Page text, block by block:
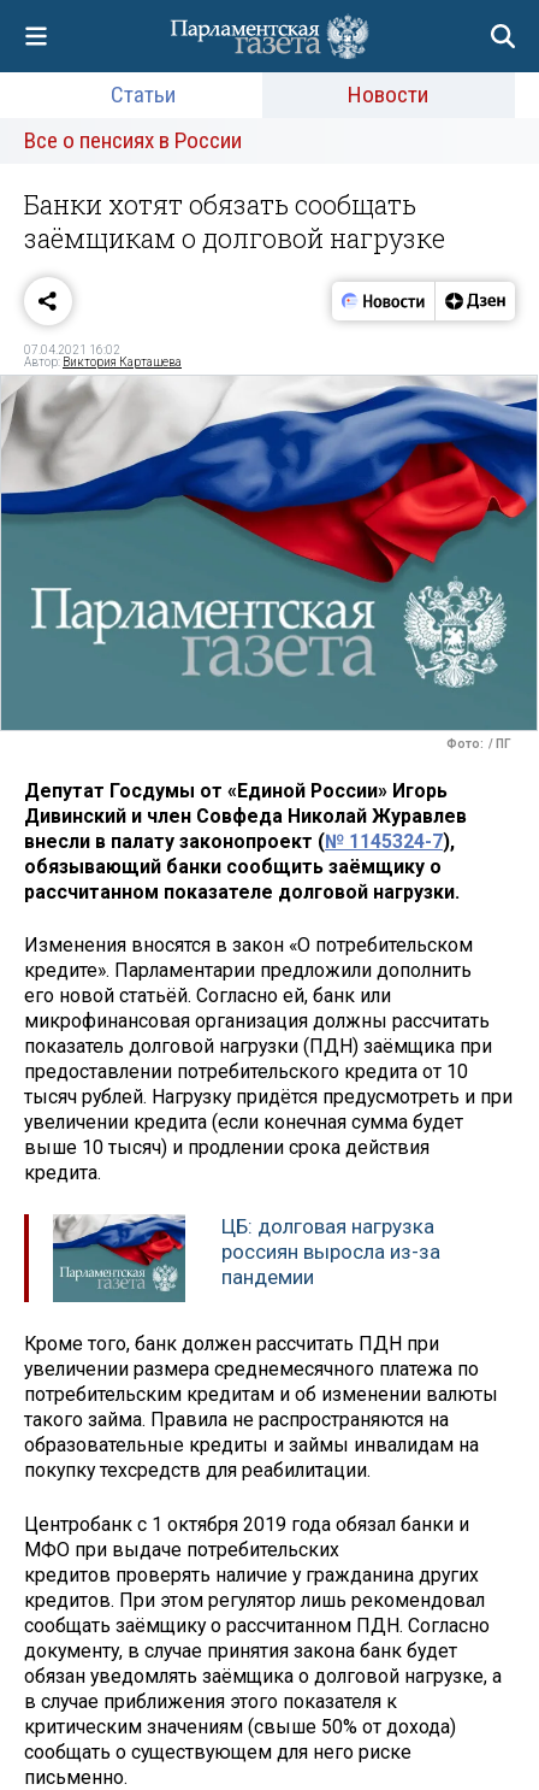
Статьи
Новости
Все о пенсиях в России
Банки хотят обязать сообщать
заёмщикам о долговой нагрузке
07.04.2021 16:02
Автор: Виктория Карташева
Фото: / ПГ
Депутат Госдумы от «Единой России» Игорь
Дивинский и член Совфеда Николай Журавлев
внесли в палату законопроект (№ 1145324-7),
обязывающий банки сообщить заёмщику о
рассчитанном показателе долговой нагрузки.
Изменения вносятся в закон «О потребительском
кредите». Парламентарии предложили дополнить
его новой статьёй. Согласно ей, банк или
микрофинансовая организация должны рассчитать
показатель долговой нагрузки (ПДН) заёмщика при
предоставлении потребительского кредита от 10
тысяч рублей. Нагрузку придётся предусмотреть и при
увеличении кредита (если конечная сумма будет
выше 10 тысяч) и продлении срока действия
кредита.
ЦБ: долговая нагрузка
россиян выросла из-за
пандемии
Кроме того, банк должен рассчитать ПДН при
увеличении размера среднемесячного платежа по
потребительским кредитам и об изменении валюты
такого займа. Правила не распространяются на
образовательные кредиты и займы инвалидам на
покупку техсредств для реабилитации.
Центробанк с 1 октября 2019 года обязал банки и
МФО при выдаче потребительских
кредитов проверять наличие у гражданина других
кредитов. При этом регулятор лишь рекомендовал
сообщать заёмщику о рассчитанном ПДН. Согласно
документу, в случае принятия закона банк будет
обязан уведомлять заёмщика о долговой нагрузке, а
в случае приближения этого показателя к
критическим значениям (свыше 50% от дохода)
сообщать о существующем для него риске
письменно.